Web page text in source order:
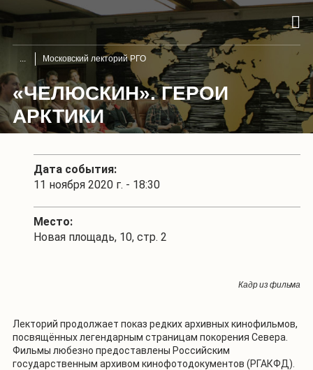
Московский лекторий РГО
«ЧЕЛЮСКИН». ГЕРОИ
АРКТИКИ
Дата события:
11 ноября 2020 г. - 18:30
Место:
Новая площадь, 10, стр. 2
Кадр из фильма
Лекторий продолжает показ редких архивных кинофильмов,
посвящённых легендарным страницам покорения Севера.
Фильмы любезно предоставлены Российским
государственным архивом кинофотодокументов (РГАКФД).